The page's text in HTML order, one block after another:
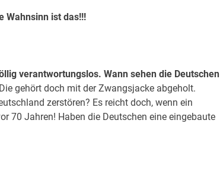
Wahnsinn ist das!!!
verantwortungslos. Wann sehen die Deutschen
gehört doch mit der Zwangsjacke abgeholt.
zerstören? Es reicht doch, wenn ein
70 Jahren! Haben die Deutschen eine eingebaute